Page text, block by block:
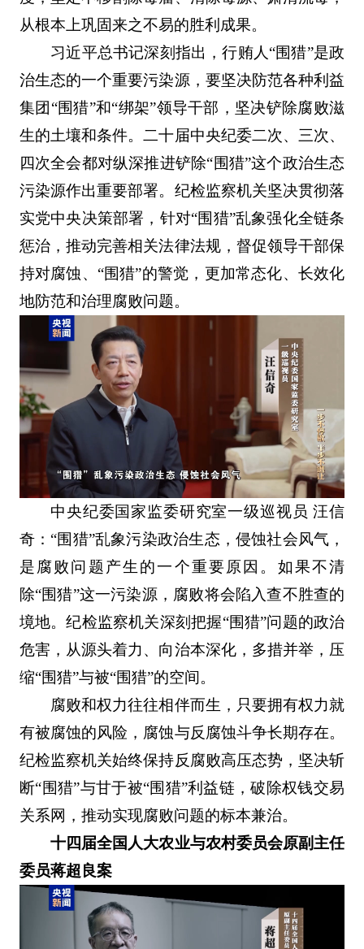
从根本上巩固来之不易的胜利成果。
习近平总书记深刻指出，行贿人“围猎”是政
治生态的一个重要污染源，要坚决防范各种利益
集团“围猎”和“绑架”领导干部，坚决铲除腐败滋
生的土壤和条件。二十届中央纪委二次、三次、
四次全会都对纵深推进铲除“围猎”这个政治生态
污染源作出重要部署。纪检监察机关坚决贯彻落
实党中央决策部署，针对“围猎”乱象强化全链条
惩治，推动完善相关法律法规，督促领导干部保
持对腐蚀、“围猎”的警觉，更加常态化、长效化
地防范和治理腐败问题。
中央纪委国家监委研究室一级巡视员 汪信
奇：“围猎”乱象污染政治生态，侵蚀社会风气，
是腐败问题产生的一个重要原因。如果不清
除“围猎”这一污染源，腐败将会陷入查不胜查的
境地。纪检监察机关深刻把握“围猎”问题的政治
危害，从源头着力、向治本深化，多措并举，压
缩“围猎”与被“围猎”的空间。
腐败和权力往往相伴而生，只要拥有权力就
有被腐蚀的风险，腐蚀与反腐蚀斗争长期存在。
纪检监察机关始终保持反腐败高压态势，坚决斩
断“围猎”与甘于被“围猎”利益链，破除权钱交易
关系网，推动实现腐败问题的标本兼治。
十四届全国人大农业与农村委员会原副主任
委员蒋超良案